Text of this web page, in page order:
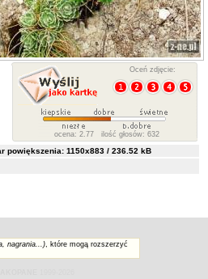
Oceń zdjęcie:
ocena: 2.77 ilość głosów: 632
1150x883 / 236.52 kB
nagrania...), które mogą rozszerzyć